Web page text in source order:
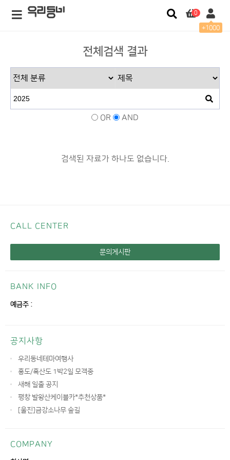
0
+1000
전체검색 결과
OR AND
검색된 자료가 하나도 없습니다.
CALL CENTER
문의게시판
BANK INFO
예금주 :
공지사항
우리동네테마여행사
홍도/흑산도 1박2일 모객중
새해 일출 공지
평창 발왕산케이블카*추천상품*
[울진]금강소나무 숲길
COMPANY